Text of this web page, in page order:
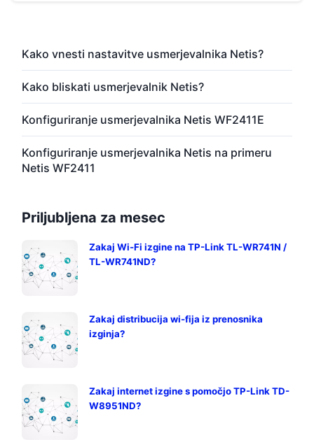
Kako vnesti nastavitve usmerjevalnika Netis?
Kako bliskati usmerjevalnik Netis?
Konfiguriranje usmerjevalnika Netis WF2411E
Konfiguriranje usmerjevalnika Netis na primeru
Netis WF2411
Priljubljena za mesec
Zakaj Wi-Fi izgine na TP-Link TL-WR741N /
TL-WR741ND?
Zakaj distribucija wi-fija iz prenosnika
izginja?
Zakaj internet izgine s pomočjo TP-Link TD-
W8951ND?